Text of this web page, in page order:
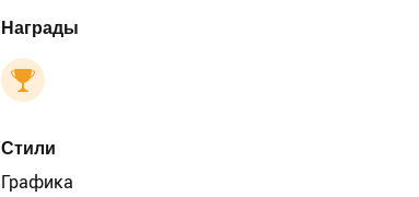
Награды
Стили
Графика